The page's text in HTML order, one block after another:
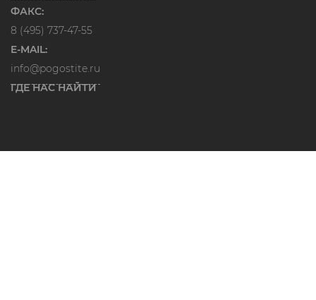
ФАКС:
8 (495) 737-47-55
E-MAIL:
info@pogostite.ru
ГДЕ НАС НАЙТИ